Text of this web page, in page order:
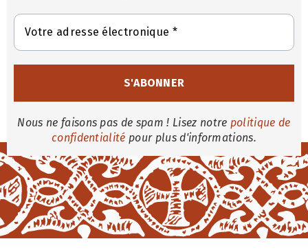
Nous ne faisons pas de spam ! Lisez notre politique de
confidentialité pour plus d'informations.